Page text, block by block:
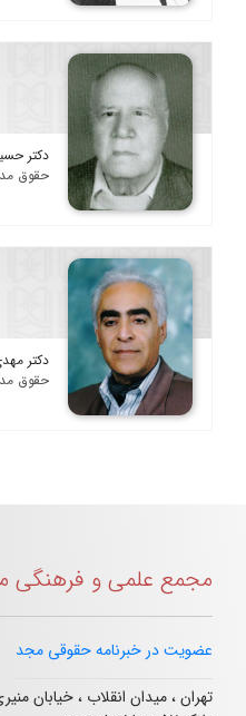
دکتر
حقوق
دکتر
حقوق
مجمع علمی و فرهنگی
عضویت در خبرنامه حقوقی مجد
تهران ، میدان انقلاب ، خیابان